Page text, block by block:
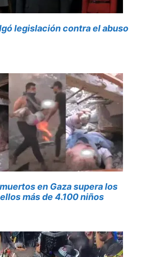
legislación contra el abuso
en Gaza supera los
más de 4.100 niños